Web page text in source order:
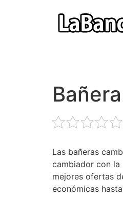
Las bañeras
cambiador con la
mejores ofertas
económicas